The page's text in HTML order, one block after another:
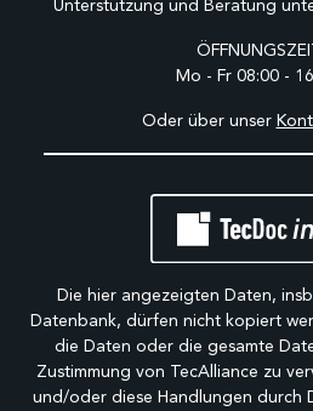
Unterstützung und Beratung
Mo - Fr 08:00 -
Oder über unser
Die hier angezeigten Daten,
Datenbank, dürfen nicht kopiert
die Daten oder die gesamte
Zustimmung von TecAlliance zu
und/oder diese Handlungen durch